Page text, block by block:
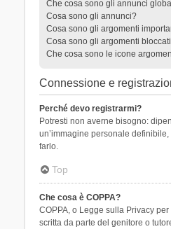
Che cosa sono gli annunci
Cosa sono gli annunci?
Cosa sono gli argomenti
Cosa sono gli argomenti
Che cosa sono le icone
Connessione e
Perché devo registrarmi?
Potresti non averne bisogno:
un’immagine personale
farlo.
Top
Che cosa è COPPA?
COPPA, o Legge sulla Privacy
scritta da parte del genitore o